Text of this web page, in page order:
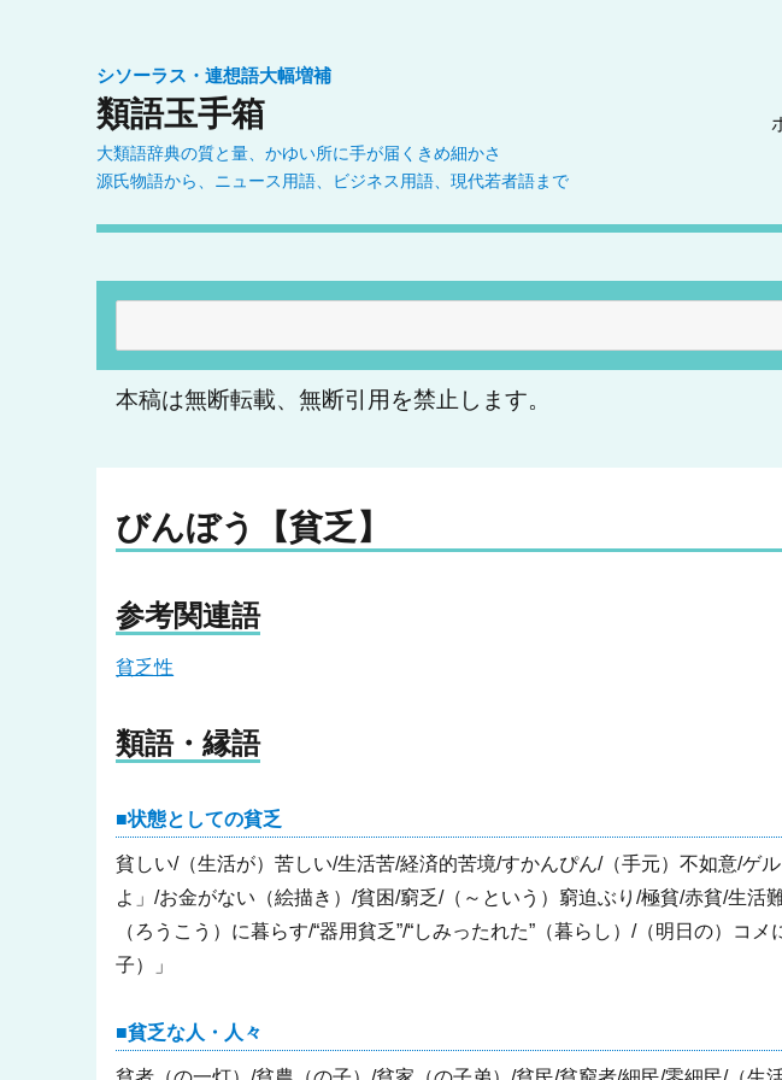
シソーラス・連想語大幅増補
類語玉手箱
大類語辞典の質と量、かゆい所に手が届くきめ細かさ
源氏物語から、ニュース用語、ビジネス用語、現代若者語まで
索:
本稿は無断転載、無断引用を禁止します。
びんぼう【貧乏】
参考関連語
貧乏性
類語・縁語
状態としての貧乏
貧しい/（生活が）苦しい/生活苦/経済的苦境/すかんぴん/（手元）不如意/ゲ
よ」/お金がない（絵描き）/貧困/窮乏/（～という）窮迫ぶり/極貧/赤貧/生活
（ろうこう）に暮らす/“器用貧乏”/“しみったれた”（暮らし）/（明日の）コ
子）」
貧乏な人・人々